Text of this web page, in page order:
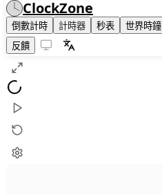
ClockZone
倒數計時 計時器 秒表 世界時鐘
反饋